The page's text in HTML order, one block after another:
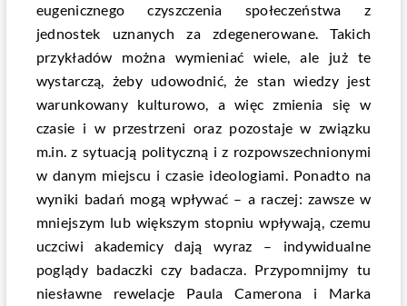
eugenicznego czyszczenia społeczeństwa z
jednostek uznanych za zdegenerowane. Takich
przykładów można wymieniać wiele, ale już te
wystarczą, żeby udowodnić, że stan wiedzy jest
warunkowany kulturowo, a więc zmienia się w
czasie i w przestrzeni oraz pozostaje w związku
m.in. z sytuacją polityczną i z rozpowszechnionymi
w danym miejscu i czasie ideologiami. Ponadto na
wyniki badań mogą wpływać – a raczej: zawsze w
mniejszym lub większym stopniu wpływają, czemu
uczciwi akademicy dają wyraz – indywidualne
poglądy badaczki czy badacza. Przypomnijmy tu
niesławne rewelacje Paula Camerona i Marka